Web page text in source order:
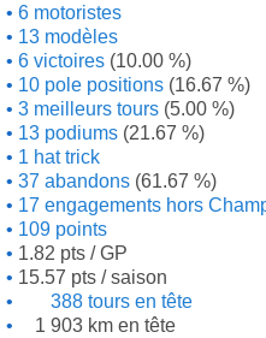
6 motoristes
13 modèles
6 victoires (10.00 %)
10 pole positions (16.67 %)
3 meilleurs tours (5.00 %)
13 podiums (21.67 %)
1 hat trick
37 abandons (61.67 %)
17 engagements hors
109 points
1.82 pts / GP
15.57 pts / saison
388 tours en tête
1 903 km en tête